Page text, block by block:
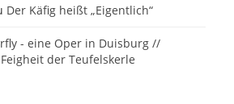
Der Käfig heißt „Eigentlich“
- eine Oper in Duisburg //
der Teufelskerle